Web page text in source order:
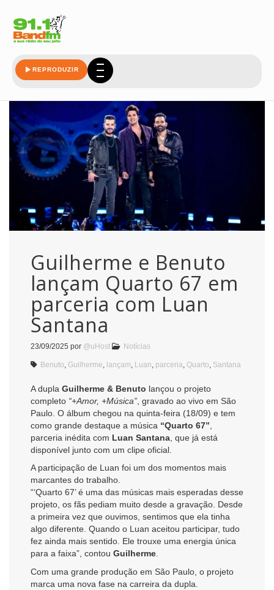
REPRODUZIR
Guilherme e Benuto
lançam Quarto 67 em
parceria com Luan
Santana
23/09/2025 por @uHost Notícias
Benuto Guilherme lançam Luan parceria Quarto Santana
A dupla Guilherme & Benuto lançou o projeto
completo “+Amor, +Música” , gravado ao vivo em São
Paulo. O álbum chegou na quinta-feira (18/09) e tem
como grande destaque a música “Quarto 67”
parceria inédita com Luan Santana , que já está
disponível junto com um clipe oficial.
A participação de Luan foi um dos momentos mais
marcantes do trabalho.
“‘Quarto 67’ é uma das músicas mais esperadas desse
projeto, os fãs pediam muito desde a gravação. Desde
a primeira vez que ouvimos, sentimos que ela tinha
algo diferente. Quando o Luan aceitou participar, tudo
fez ainda mais sentido. Ele trouxe uma energia única
para a faixa”, contou Guilherme
Com uma grande produção em São Paulo, o projeto
marca uma nova fase na carreira da dupla.